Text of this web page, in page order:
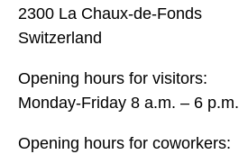
2300 La Chaux-de-Fonds
Switzerland
Opening hours for visitors:
Monday-Friday 8 a.m. – 6 p.m.
Opening hours for coworkers: